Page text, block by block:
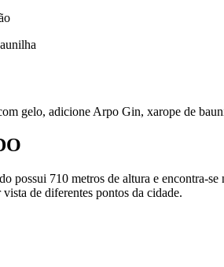
gelo, adicione Arpo Gin, xarope de
possui 710 metros de altura e encontra-
de diferentes pontos da cidade.